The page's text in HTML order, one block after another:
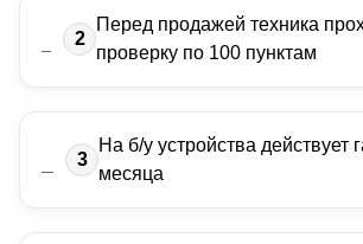
2
Перед продажей техника
проверку по 100 пунктам
3
На б/у устройства действует
месяца